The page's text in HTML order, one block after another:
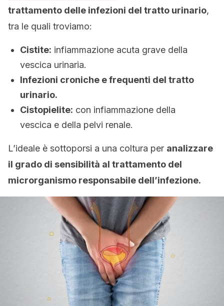
trattamento delle infezioni del tratto urinario,
tra le quali troviamo:
Cistite: infiammazione acuta grave della
vescica urinaria.
Infezioni croniche e frequenti del tratto
urinario.
Cistopielite: con infiammazione della
vescica e della pelvi renale.
L’ideale è sottoporsi a una coltura per analizzare
il grado di sensibilità al trattamento del
microrganismo responsabile dell’infezione.